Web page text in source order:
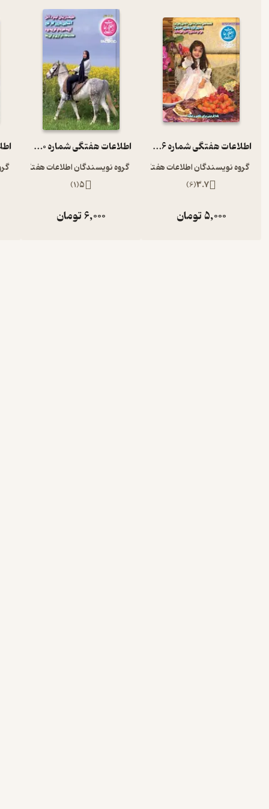
اطلاعات هفتگی شماره 3956
گروه نویسندگان اطلاعات هفتگی
3.7
(
6
)
5,000تومان
اطلاعات هفتگی شماره 4010
گروه نویسندگان اطلاعات هفتگی
5
(
1
)
6,000تومان